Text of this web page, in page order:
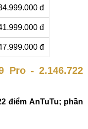
đ
đ
đ
Pro - 2.146.722
điểm AnTuTu; phần